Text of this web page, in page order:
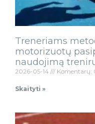
Treneriams
motorizuotų
naudojimą
2026-05-14 Komentarų:
Skaityti »